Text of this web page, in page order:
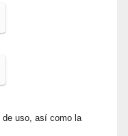
de uso, así como la